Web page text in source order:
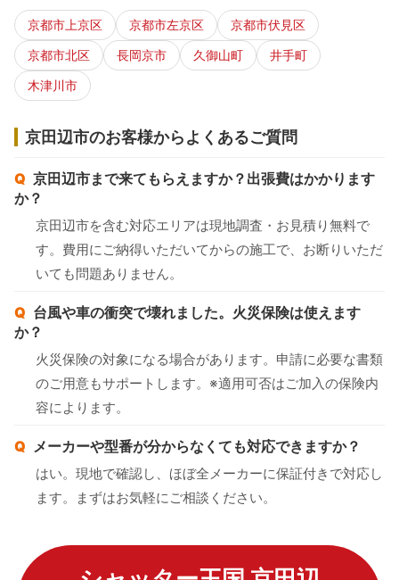
京都市上京区 京都市左京区
京都市伏見区
京都市北区
長岡京市 久御山町
井手町
木津川市
京田辺市のお客様からよくあるご質問
京田辺市まで来てもらえますか？出張費はかかります
か？
京田辺市を含む対応エリアは現地調査・お見積り無料で
す。費用にご納得いただいてからの施工で、お断りいただ
いても問題ありません。
台風や車の衝突で壊れました。火災保険は使えます
か？
火災保険の対象になる場合があります。申請に必要な書類
のご用意もサポートします。※適用可否はご加入の保険内
容によります。
メーカーや型番が分からなくても対応できますか？
はい。現地で確認し、ほぼ全メーカーに保証付きで対応し
ます。まずはお気軽にご相談ください。